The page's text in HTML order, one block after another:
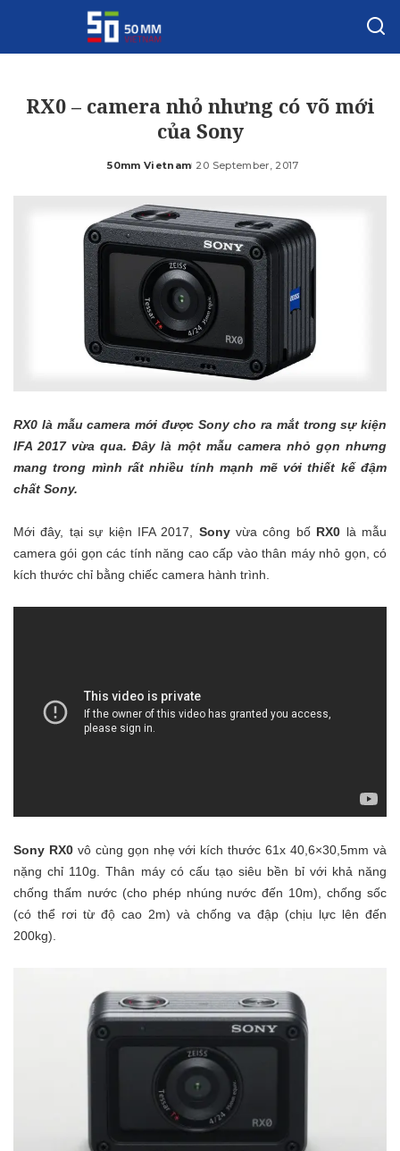
RX0 – camera nhỏ nhưng có võ mới
của Sony
Posted
50mm Vietnam 20 September, 2017
RX0 là mẫu camera mới được Sony cho ra mắt trong sự kiện
IFA 2017 vừa qua. Đây là một mẫu camera nhỏ gọn nhưng
mang trong mình rất nhiều tính mạnh mẽ với thiết kế đậm
chất Sony.
Mới đây, tại sự kiện IFA 2017, Sonyvừa công bố RX0 là mẫu
camera gói gọn các tính năng cao cấp vào thân máy nhỏ gọn, có
kích thước chỉ bằng chiếc camera hành trình.
Sony RX0vô cùng gọn nhẹ với kích thước 61x 40,6×30,5mm và
nặng chỉ 110g. Thân máy có cấu tạo siêu bền bỉ với khả năng
chống thấm nước (cho phép nhúng nước đến 10m), chống sốc
(có thể rơi từ độ cao 2m) và chống va đập (chịu lực lên đến
200kg).